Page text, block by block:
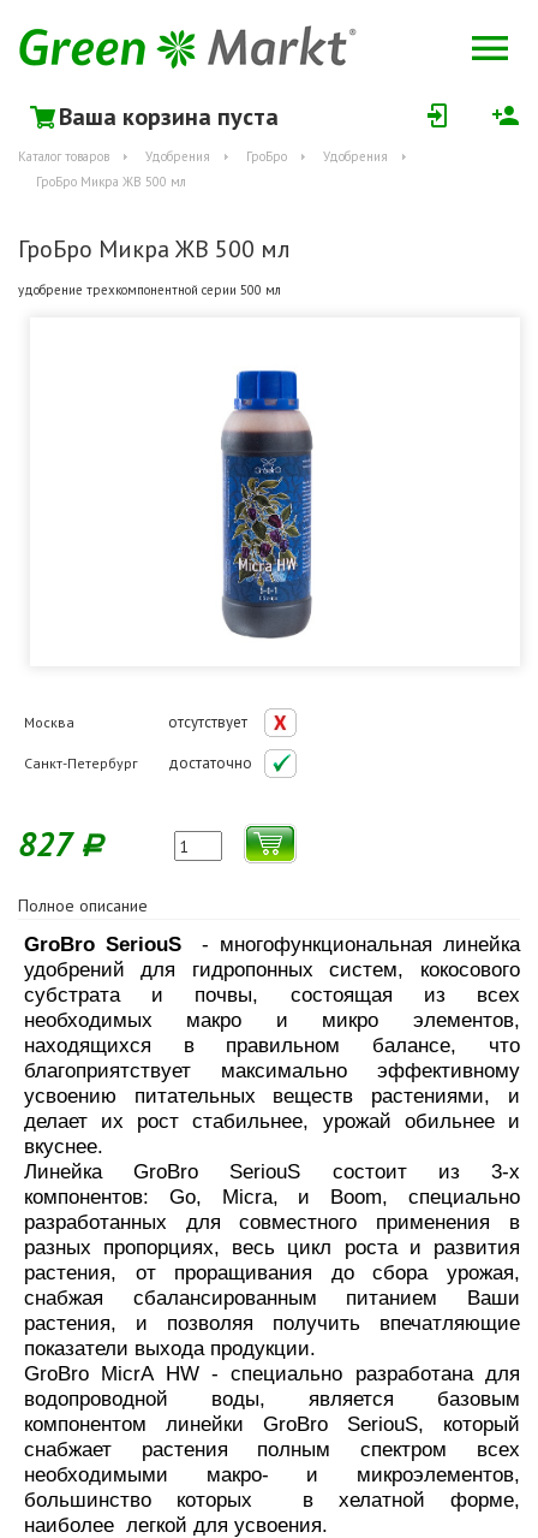
Ваша корзина пуста
Каталог товаров Удобрения ГроБро
Удобрения
ГроБро Микра ЖВ 500 мл
ГроБро Микра ЖВ 500 мл
удобрение трехкомпонентной серии 500 мл
Москва отсутствует
Санкт-Петербург достаточно
827 Р
Полное описание
GroBro SeriouS- многофункциональная линейка
удобрений для гидропонных систем, кокосового
субстрата и почвы, состоящая из всех
необходимых макро и микро элементов,
находящихся в правильном балансе, что
благоприятствует максимально эффективному
усвоению питательных веществ растениями, и
делает их рост стабильнее, урожай обильнее и
вкуснее.
Линейка GroBro SeriouS состоит из 3-х
компонентов: Go, Micra, и Boom, специально
разработанных для совместного применения в
разных пропорциях, весь цикл роста и развития
растения, от проращивания до сбора урожая,
снабжая сбалансированным питанием Ваши
растения, и позволяя получить впечатляющие
показатели выхода продукции.
GroBro MicrA HW - специально разработана для
водопроводной воды, является базовым
компонентом линейки GroBro SeriouS, который
снабжает растения полным спектром всех
необходимыми макро- и микроэлементов,
большинство которых в хелатной форме,
наиболее легкой для усвоения.